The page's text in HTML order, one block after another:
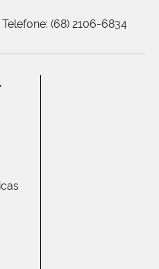
(68) 2106-6834